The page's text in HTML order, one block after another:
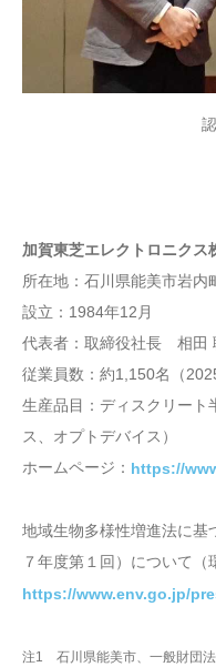
加賀東芝エレクトロニクス
所在地：石川県能美市岩内
設立：1984年12月
代表者：取締役社長 相田
従業員数：約1,150名（
生産品目：ディスクリート
ス、オプトデバイス）
ホームページ： https://
地域生物多様性増進法に基
７年度第１回）について（
https://www.env.go.jp/
注1 石川県能美市、一般財団